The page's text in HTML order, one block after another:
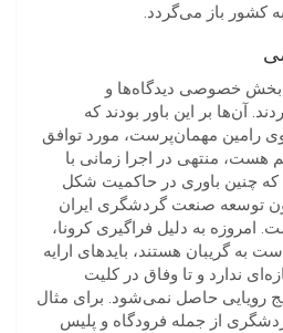
کشور باز می‌گردد.
بخش خصوصی دیدگاه‌ها و
آن‌ها بر این باور بودند که
رامین مهمان‌پرست، مورد توافق
منتهی در اجرا زمانی با
که چنین باوری در حاکمیت شکل
توسعه صنعت گردشگری ایران
امروزه به دلیل فراگیری کرونا،
به گریبان هستند، بایدهای ارایه
ندارد و تا وفاق در کلیت
رویایی حاصل نمی‌شود. برای مثال
از جمله فرودگاه و پلیس